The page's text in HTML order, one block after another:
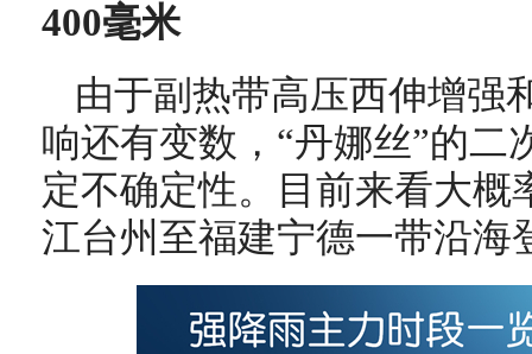
400毫米
由于副热带高压西伸增强
响还有变数，“丹娜丝”的二
定不确定性。目前来看大概
江台州至福建宁德一带沿海